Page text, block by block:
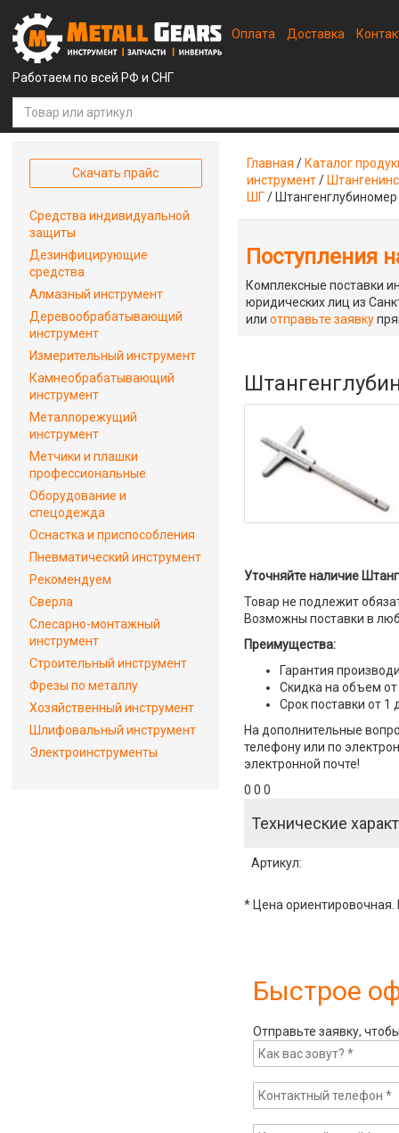
Работаем по всей РФ и СНГ
Оплата Доставка
Главная / Каталог
инструмент/
ШГ/
Поступления
Комплексные поставки
юридических лиц из
илиотправьте заявку
Уточняйте наличие
Товар не подлежит
Возможны поставки в
Преимущества:
Гарантия
Скидка на объем от
Срок поставки от 1
На дополнительные
телефону или по
электронной почте!
0 0 0
Технические
Артикул:
* Цена ориентировочная.
Быстрое
Отправьте заявку,
Скачать прайс
Средства индивидуальной
защиты
Дезинфицирующие
средства
Алмазный инструмент
Деревообрабатывающий
инструмент
Измерительный инструмент
Камнеобрабатывающий
инструмент
Металлорежущий
инструмент
Метчики и плашки
профессиональные
Оборудование и
спецодежда
Оснастка и приспособления
Пневматический инструмент
Рекомендуем
Сверла
Слесарно-монтажный
инструмент
Строительный инструмент
Фрезы по металлу
Хозяйственный инструмент
Шлифовальный инструмент
Электроинструменты